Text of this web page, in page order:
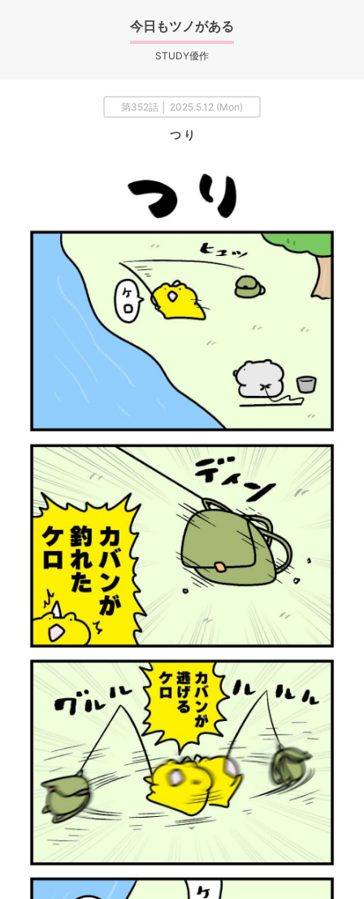
今日もツノがある
STUDY優作
第352話 │ 2025.5.12 (Mon)
つ り